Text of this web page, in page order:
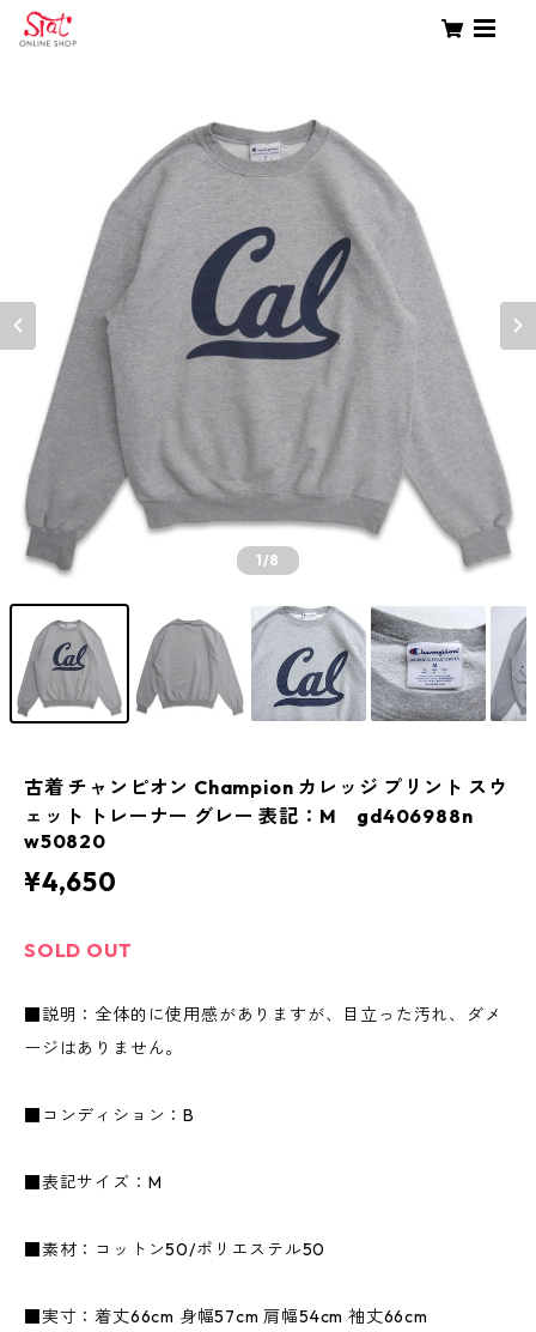
1/8
古着 チャンピオン Champion カレッジ プリント スウ
ェット トレーナー グレー 表記：M gd406988n
w50820
¥4,650
SOLD OUT
■説明：全体的に使用感がありますが、目立った汚れ、ダメ
ージはありません。
■コンディション：B
■表記サイズ：M
■素材：コットン50/ポリエステル50
■実寸：着丈66cm 身幅57cm 肩幅54cm 袖丈66cm